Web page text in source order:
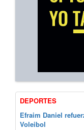
DEPORTES
Efraim Daniel
Voleibol